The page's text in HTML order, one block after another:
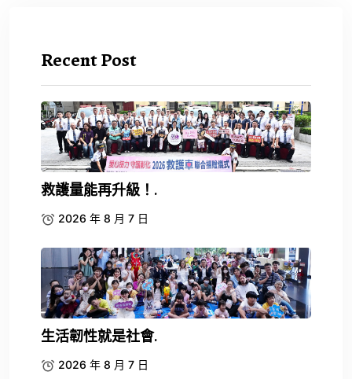
Recent Post
救護量能再升級！.
2026 年 8 月 7 日
生活韌性就是社會.
2026 年 8 月 7 日